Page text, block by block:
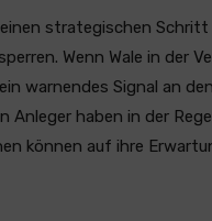
strategischen
Wenn Wale in der
warnendes Signal an
Anleger haben in der
können auf ihre